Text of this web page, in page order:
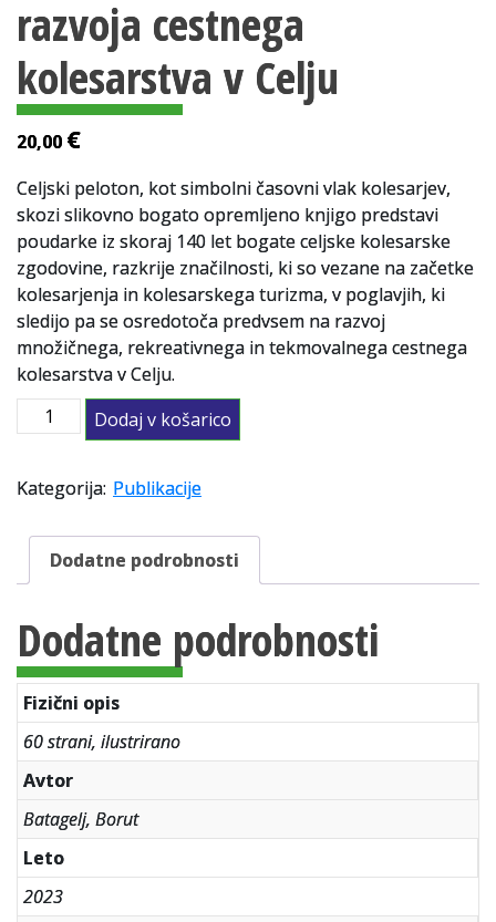
Slovenski elektronski arhiv
Anonimka
Virtualni.ZAC
Publikacije
razvoja cestnega
kolesarstva v Celju
20,00 €
Celjski peloton, kot simbolni časovni vlak kolesarjev,
skozi slikovno bogato opremljeno knjigo predstavi
poudarke iz skoraj 140 let bogate celjske kolesarske
zgodovine, razkrije značilnosti, ki so vezane na začetke
kolesarjenja in kolesarskega turizma, v poglavjih, ki
sledijo pa se osredotoča predvsem na razvoj
množičnega, rekreativnega in tekmovalnega cestnega
kolesarstva v Celju.
Celjski
peloton
etape
razvoja
cestnega
kolesarstva
v
količina
Dodaj v košarico
Kategorija: Publikacije
Dodatne podrobnosti
Dodatne podrobnosti
Fizični opis
60 strani, ilustrirano
Avtor
Batagelj, Borut
Leto
2023